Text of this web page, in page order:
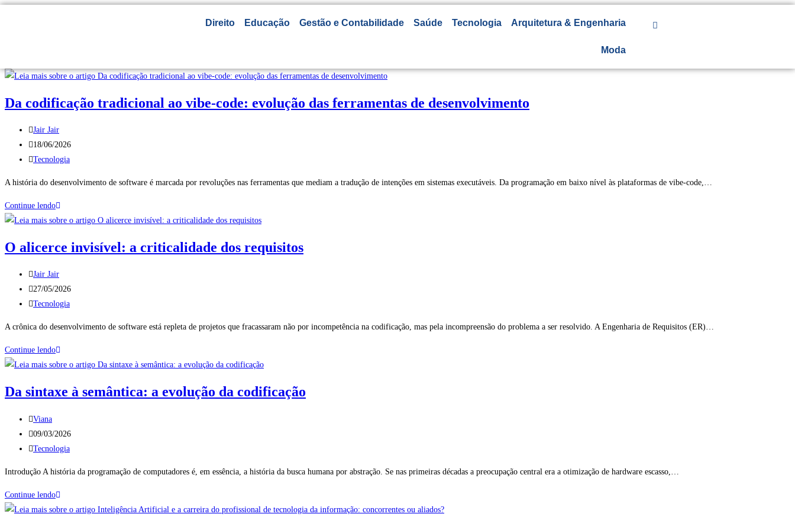
Direito Educação Gestão e Contabilidade Saúde Tecnologia Arquitetura & Engenharia
Moda
Da codificação tradicional ao vibe-code: evolução das ferramentas de desenvolvimento
Jair Jair
18/06/2026
Tecnologia
A história do desenvolvimento de software é marcada por revoluções nas ferramentas que mediam a tradução de intenções em sistemas executáveis. Da programação em baixo nível às plataformas de vibe-code,…
Continue lendo
O alicerce invisível: a criticalidade dos requisitos
Jair Jair
27/05/2026
Tecnologia
A crônica do desenvolvimento de software está repleta de projetos que fracassaram não por incompetência na codificação, mas pela incompreensão do problema a ser resolvido. A Engenharia de Requisitos (ER)…
Continue lendo
Da sintaxe à semântica: a evolução da codificação
Viana
09/03/2026
Tecnologia
Introdução A história da programação de computadores é, em essência, a história da busca humana por abstração. Se nas primeiras décadas a preocupação central era a otimização de hardware escasso,…
Continue lendo